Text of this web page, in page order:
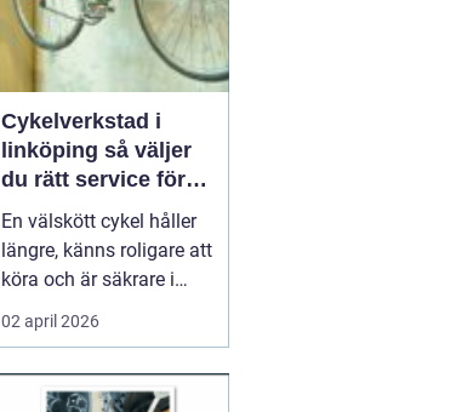
Cykelverkstad i
linköping så väljer
du rätt service för
din cykel
En välskött cykel håller
längre, känns roligare att
köra och är säkrare i
trafiken. För många som
cyklar året runt i
cykelverkstad avgörande
02 april 2026